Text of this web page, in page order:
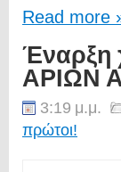
Read more
Έναρξη
ΑΡΙΩΝ
3:19 μ.μ.
πρώτοι!